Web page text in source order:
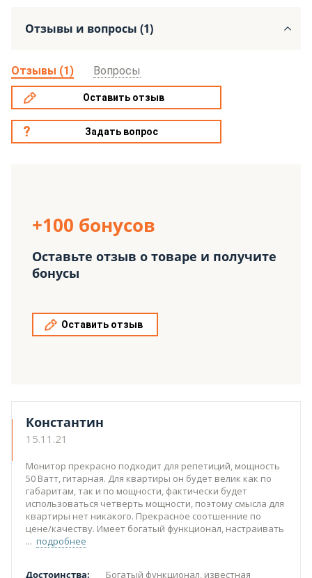
Отзывы и вопросы (1)
Отзывы (1) Вопросы
Оставить отзыв
Задать вопрос
+100 бонусов
Оставьте отзыв о товаре и получите
бонусы
Оставить отзыв
Константин
15.11.21
Монитор прекрасно подходит для репетиций, мощность
50 Ватт, гитарная. Для квартиры он будет велик как по
габаритам, так и по мощности, фактически будет
использоваться четверть мощности, поэтому смысла для
квартиры нет никакого. Прекрасное соотшенние по
цене/качеству. Имеет богатый функционал, настраивать
подробнее
Достоинства:
Богатый функционал, известная